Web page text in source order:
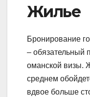
Жилье
Бронирование
– обязательный
оманской визы.
среднем
вдвое больше